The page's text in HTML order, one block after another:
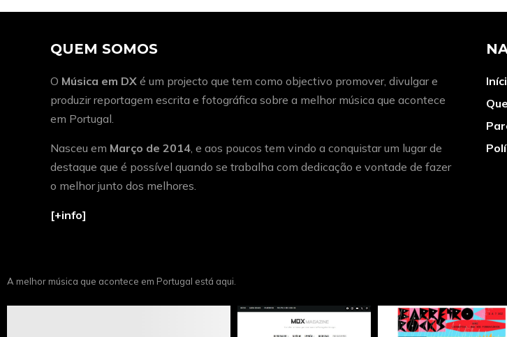
QUEM SOMOS
O Música em DX é um projecto que tem como objectivo promover, divulgar e
produzir reportagem escrita e fotográfica sobre a melhor música que acontece
em Portugal.
Nasceu em Março de 2014 , e aos poucos tem vindo a conquistar um lugar de
destaque que é possível quando se trabalha com dedicação e vontade de fazer
o melhor junto dos melhores.
[+info]
A melhor música que acontece em Portugal está aqui.